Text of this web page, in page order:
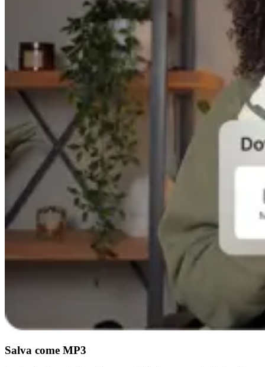
Salva come MP3